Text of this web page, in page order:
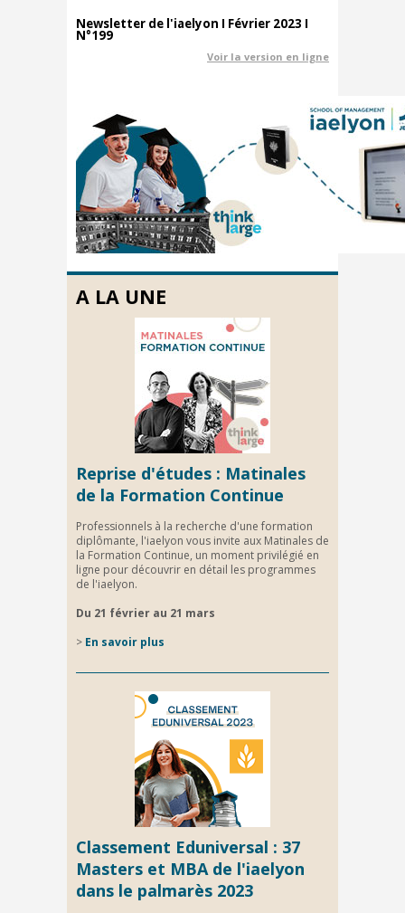
Newsletter de l'iaelyon I Février 2023 I
N°199
Voir la version en ligne
A LA UNE
Reprise d'études : Matinales
de la Formation Continue
Professionnels à la recherche d'une formation
diplômante, l'iaelyon vous invite aux Matinales de
la Formation Continue, un moment privilégié en
ligne pour découvrir en détail les programmes
de l'iaelyon.
Du 21 février au 21 mars
> En savoir plus
Classement Eduniversal : 37
Masters et MBA de l'iaelyon
dans le palmarès 2023